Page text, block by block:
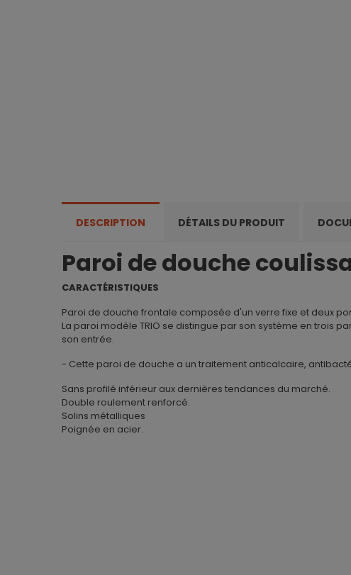
DESCRIPTION DÉTAILS DU PRODUIT
Paroi de douche
CARACTÉRISTIQUES
Paroi de douche frontale composée d'un verre fixe et deux
La paroi modèle TRIO se distingue par son système en trois
son entrée.
- Cette paroi de douche a un traitement anticalcaire,
Sans profilé inférieur aux dernières tendances du marché.
Double roulement renforcé.
Solins métalliques
Poignée en acier.